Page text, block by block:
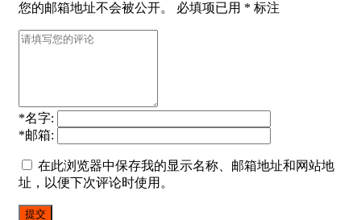
您的邮箱地址不会被公开。 必填项已用 * 标注
*名字:
*邮箱:
在此浏览器中保存我的显示名称、邮箱地址和网站地
址，以便下次评论时使用。